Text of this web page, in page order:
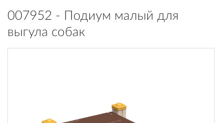
007952 - Подиум малый для
выгула собак